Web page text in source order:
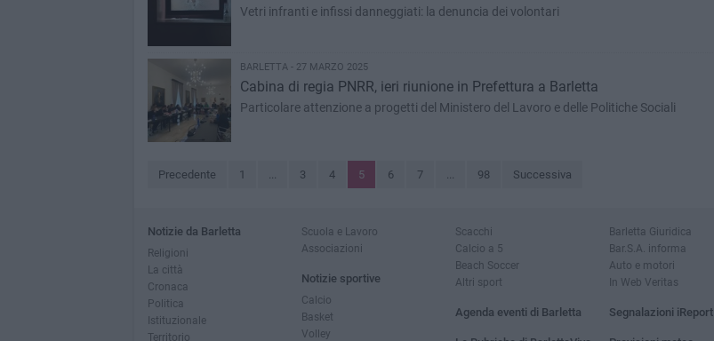
Vetri infranti e infissi danneggiati: la denuncia dei volontari
BARLETTA - 27 MARZO 2025
Cabina di regia PNRR, ieri riunione in Prefettura a Barletta
Particolare attenzione a progetti del Ministero del Lavoro e delle Politiche Sociali
Precedente 1 ... 3 4 5 6 7 ... 98 Successiva
Notizie da Barletta
Religioni
La città
Cronaca
Politica
Istituzionale
Territorio
Scuola e Lavoro
Associazioni
Notizie sportive
Calcio
Basket
Volley
Scacchi
Calcio a 5
Beach Soccer
Altri sport
Agenda eventi di Barletta
Barletta Giuridica
Bar.S.A. informa
Auto e motori
In Web Veritas
Segnalazioni iReport